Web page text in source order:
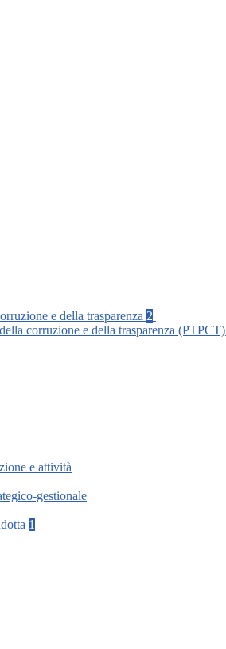
e della trasparenza 2
corruzione e della trasparenza (PTPCT)
e attività
gestionale
1